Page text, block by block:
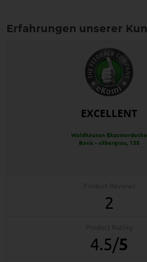
EXCELLENT
Waldhausen Ekzemerdecke
Basic - silbergrau, 135
2
4.5/5